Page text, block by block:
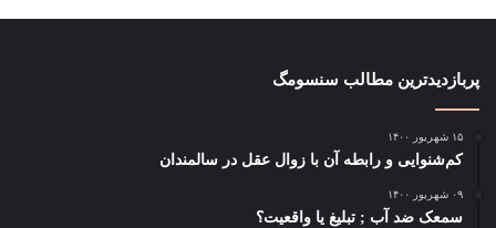
پربازدیدترین مطالب سنسومگ
۱۵ شهریور ۱۴۰۰
کم‌شنوایی و رابطه آن با زوال عقل در سالمندان
۰۹ شهریور ۱۴۰۰
سمعک ضد آب ; تبلیغ یا واقعیت؟